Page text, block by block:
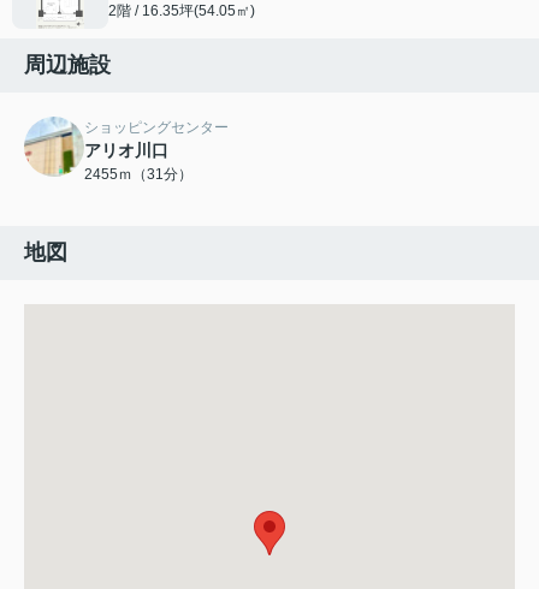
2階 / 16.35坪(54.05㎡)
周辺施設
ショッピングセンター
アリオ川口
2455ｍ（31分）
地図